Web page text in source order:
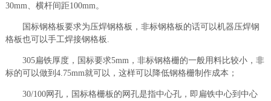
30mm、横杆间距100mm。
国标钢格板要求为压焊钢格板，非标钢格板的话可以机器压焊钢
格板也可以手工焊接钢格板.
305扁铁厚度，国标要求5mm，非标钢格栅的一般用料比较小，非
标的可以做到4.75mm就可以，这样可以降低钢格栅制作成本；
30/100网孔，国标格栅板的网孔是指中心孔，即扁铁中心到中心